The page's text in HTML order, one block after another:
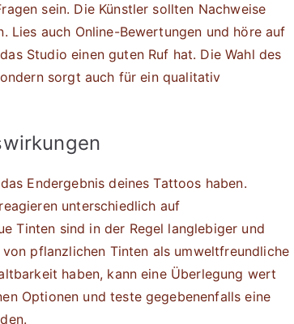
sein. Die Künstler sollten Nachweise
Lies auch Online-Bewertungen und höre auf
Studio einen guten Ruf hat. Die Wahl des
sorgt auch für ein qualitativ
Endergebnis deines Tattoos haben.
unterschiedlich auf
Tinten sind in der Regel langlebiger und
pflanzlichen Tinten als umweltfreundliche
haben, kann eine Überlegung wert
Optionen und teste gegebenenfalls eine